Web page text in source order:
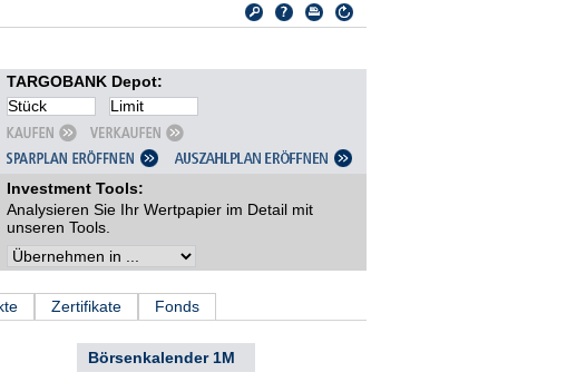
TARGOBANK Depot:
Investment Tools:
Analysieren Sie Ihr Wertpapier im Detail mit
unseren Tools.
Zertifikate Fonds
Börsenkalender 1M